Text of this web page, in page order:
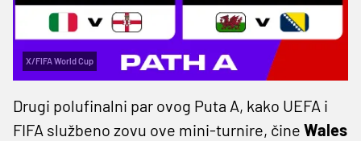
X/FIFA World Cup
Drugi polufinalni par ovog Puta A, kako UEFA i
FIFA službeno zovu ove mini-turnire, čine Wales